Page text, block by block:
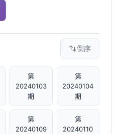
倒序
第
20240103
期
第
20240104
期
第
20240109
第
20240110